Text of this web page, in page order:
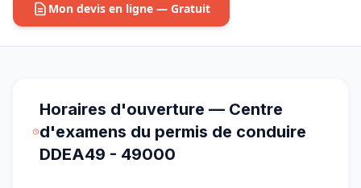
Mon devis en ligne — Gratuit
Horaires d'ouverture — Centre
d'examens du permis de conduire
DDEA49 - 49000